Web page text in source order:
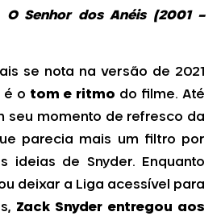
O Senhor dos Anéis (2001 –
se nota na versão de 2021
é o tom e ritmo do filme. Até
seu momento de refresco da
parecia mais um filtro por
ideias de Snyder. Enquanto
deixar a Liga acessível para
Zack Snyder entregou aos